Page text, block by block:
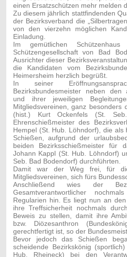
einen Ersatzschützen mehr melden
Zu diesem jährlich stattfindenden
der Bezirksverband die
von den vierzehn möglichen
Einladung.
Im gemütlichen
Schützengesellschaft von Bad
Ausrichter dieser
die Kandidaten vom
Heimersheim herzlich begrüßt.
In seiner
Bezirksbundesmeister neben den
und ihrer jeweiligen
Mitgliedsvereinen, ganz besonders
(hist.) Kurt Ockenfels (St.
Ehrenschießmeister des
Hempel (St. Hub. Löhndorf), die als
Schießen, aufgrund der
beiden Bezirksschießmeister für
Johann Kappl (St. Hub. Löhndorf)
Seb. Bad Bodendorf) durchführten.
Damit war der Weg frei, für
Mitgliedsvereinen, sich fürs
Anschließend wies der
Gesamtverantwortlicher
Regularien hin. Es liegt nun an
ihre Treffsicherheit nochmals
Beweis zu stellen, damit ihre
bzw. Diözesanthron
gerechtfertigt ist, so der
Bevor jedoch das Schießen
scheidende Bezirkskönig
Hub. Rheineck) bei den